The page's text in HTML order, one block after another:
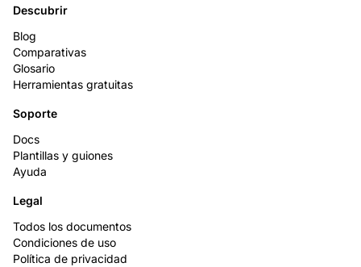
Descubrir
Blog
Comparativas
Glosario
Herramientas gratuitas
Soporte
Docs
Plantillas y guiones
Ayuda
Legal
Todos los documentos
Condiciones de uso
Política de privacidad